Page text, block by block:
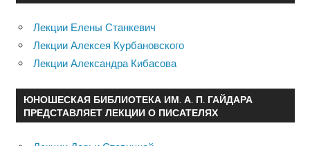
Лекции Елены Станкевич
Лекции Алексея Курбановского
Лекции Александра Кибасова
ЮНОШЕСКАЯ БИБЛИОТЕКА ИМ. А. П. ГАЙДАРА
ПРЕДСТАВЛЯЕТ ЛЕКЦИИ О ПИСАТЕЛЯХ